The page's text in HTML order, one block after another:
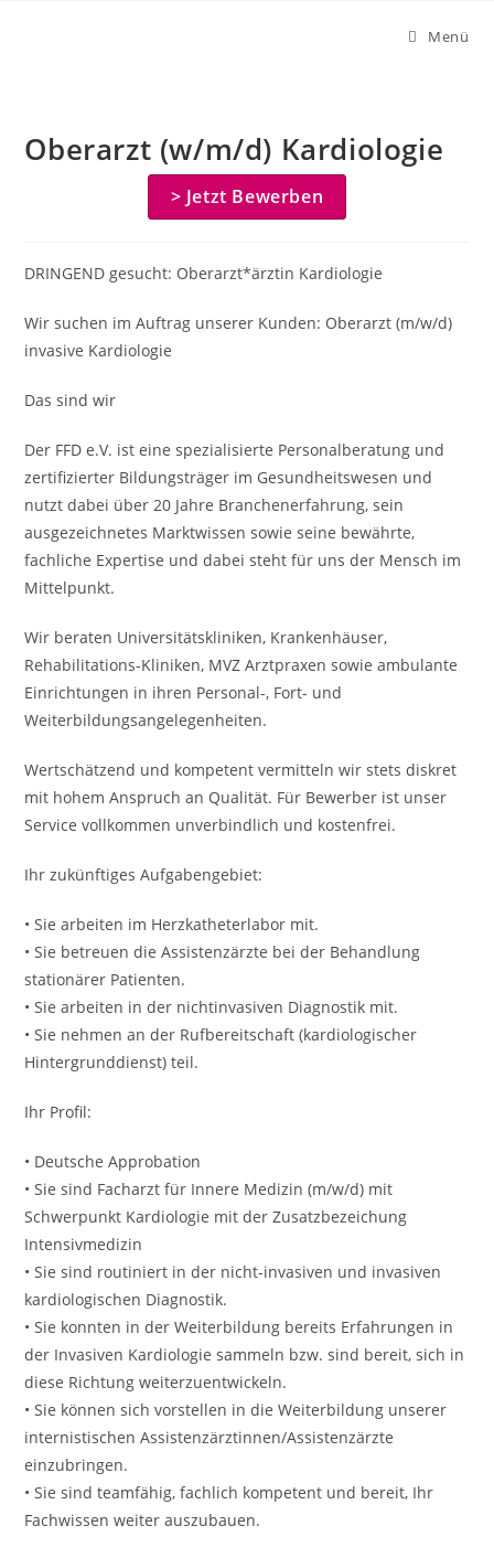
Menü
Oberarzt (w/m/d) Kardiologie
> Jetzt Bewerben
DRINGEND gesucht: Oberarzt*ärztin Kardiologie
Wir suchen im Auftrag unserer Kunden: Oberarzt (m/w/d)
invasive Kardiologie
Das sind wir
Der FFD e.V. ist eine spezialisierte Personalberatung und
zertifizierter Bildungsträger im Gesundheitswesen und
nutzt dabei über 20 Jahre Branchenerfahrung, sein
ausgezeichnetes Marktwissen sowie seine bewährte,
fachliche Expertise und dabei steht für uns der Mensch im
Mittelpunkt.
Wir beraten Universitätskliniken, Krankenhäuser,
Rehabilitations-Kliniken, MVZ Arztpraxen sowie ambulante
Einrichtungen in ihren Personal-, Fort- und
Weiterbildungsangelegenheiten.
Wertschätzend und kompetent vermitteln wir stets diskret
mit hohem Anspruch an Qualität. Für Bewerber ist unser
Service vollkommen unverbindlich und kostenfrei.
Ihr zukünftiges Aufgabengebiet:
• Sie arbeiten im Herzkatheterlabor mit.
• Sie betreuen die Assistenzärzte bei der Behandlung
stationärer Patienten.
• Sie arbeiten in der nichtinvasiven Diagnostik mit.
• Sie nehmen an der Rufbereitschaft (kardiologischer
Hintergrunddienst) teil.
Ihr Profil:
• Deutsche Approbation
• Sie sind Facharzt für Innere Medizin (m/w/d) mit
Schwerpunkt Kardiologie mit der Zusatzbezeichung
Intensivmedizin
• Sie sind routiniert in der nicht-invasiven und invasiven
kardiologischen Diagnostik.
• Sie konnten in der Weiterbildung bereits Erfahrungen in
der Invasiven Kardiologie sammeln bzw. sind bereit, sich in
diese Richtung weiterzuentwickeln.
• Sie können sich vorstellen in die Weiterbildung unserer
internistischen Assistenzärztinnen/Assistenzärzte
einzubringen.
• Sie sind teamfähig, fachlich kompetent und bereit, Ihr
Fachwissen weiter auszubauen.